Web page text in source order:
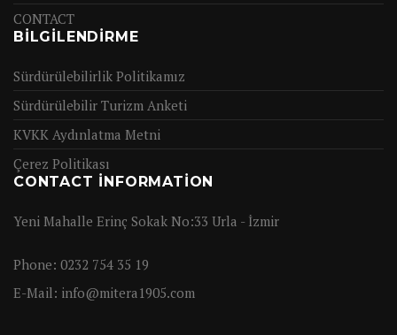
CONTACT
BİLGİLENDİRME
Sürdürülebilirlik Politikamız
Sürdürülebilir Turizm Anketi
KVKK Aydınlatma Metni
Çerez Politikası
CONTACT INFORMATION
Yeni Mahalle Erinç Sokak No:33 Urla - İzmir
Phone: 0232 754 35 19
E-Mail: info@mitera1905.com